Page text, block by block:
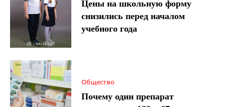
Цены на школьную форму
снизились перед началом
учебного года
Общество
Почему один препарат